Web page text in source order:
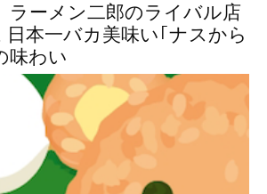
ラーメン二郎のライバル店
日本一バカ美味い｢ナスから
味わい